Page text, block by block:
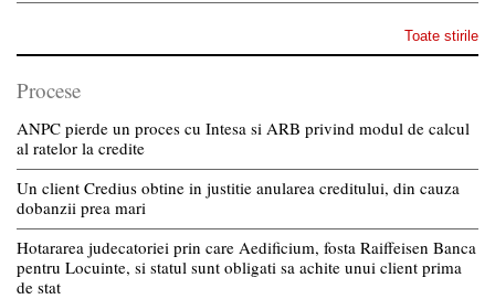
Toate stirile
Procese
ANPC pierde un proces cu Intesa si ARB privind modul de calcul
al ratelor la credite
Un client Credius obtine in justitie anularea creditului, din cauza
dobanzii prea mari
Hotararea judecatoriei prin care Aedificium, fosta Raiffeisen Banca
pentru Locuinte, si statul sunt obligati sa achite unui client prima
de stat